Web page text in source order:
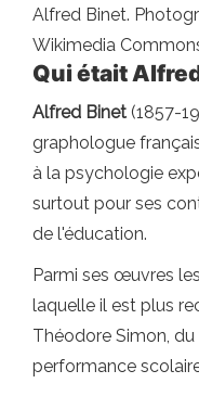
Alfred Binet.
Wikimedia
Qui était
Alfred Binet (1857-
graphologue
à la psychologie
surtout pour ses
de l'éducation.
Parmi ses œuvres
laquelle il est plus
Théodore Simon,
performance